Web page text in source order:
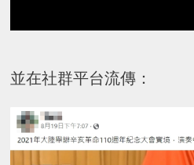
並在社群平台流傳：